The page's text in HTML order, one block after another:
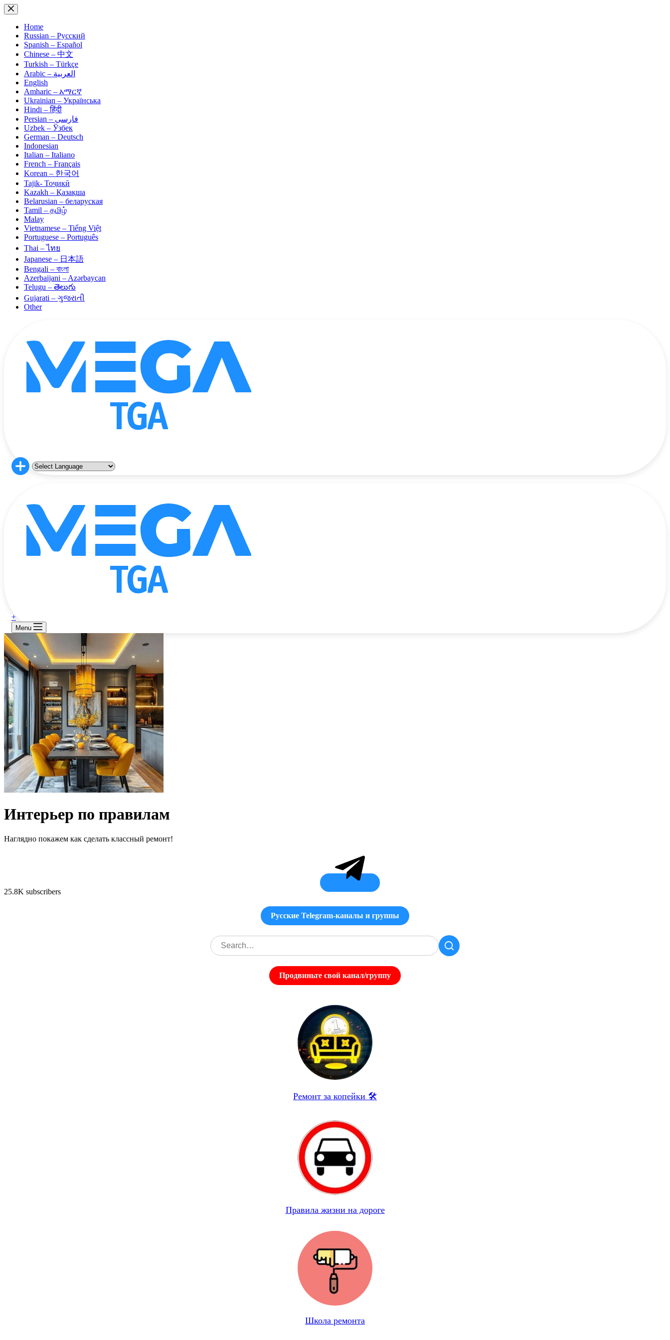
Skip
to
contentHome
Russian – Русский
Spanish – Español
Chinese – 中文
Turkish – Türkçe
Arabic – العربية
English
Amharic – አማርኛ
Ukrainian – Українська
Hindi – हिंदी
Persian – فارسی
Uzbek – Ўзбек
German – Deutsch
Indonesian
Italian – Italiano
French – Français
Korean – 한국어
Tajik- Тоҷикӣ
Kazakh – Қазақша
Belarusian – беларуская
Tamil – தமிழ்
Malay
Vietnamese – Tiếng Việt
Portuguese – Português
Thai – ไทย
Japanese – 日本語
Bengali – বাংলা
Azerbaijani – Azərbaycan
Telugu – తెలుగు
Gujarati – ગુજરાતી
Other
+
Menu
Интерьер по правилам
Наглядно покажем как сделать классный ремонт!
25.8K subscribers
Русские Telegram-каналы и группы
Продвиньте свой канал/группу
Ремонт за копейки 🛠
Правила жизни на дороге
Школа ремонта